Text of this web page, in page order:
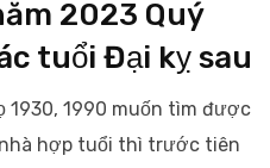
2023 Quý
tuổi Đại kỵ sau
1930, 1990 muốn tìm được
hợp tuổi thì trước tiên